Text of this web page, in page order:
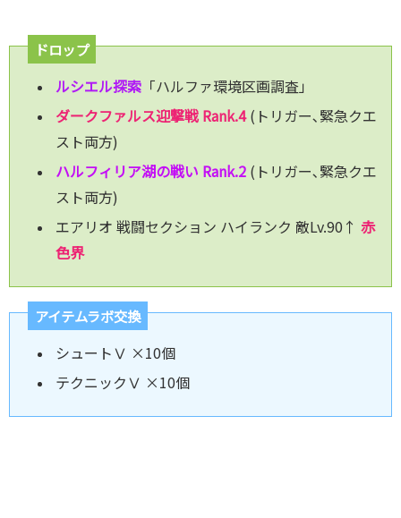
ドロップ
ルシエル探索 「ハルファ環境区画調査」
ダークファルス迎撃戦 Rank.4(トリガー､緊急クエ
スト両方)
ハルフィリア湖の戦い Rank.2 (トリガー､緊急クエ
スト両方)
エアリオ 戦闘セクション ハイランク 敵Lv.90↑ 赤
色界
アイテムラボ交換
シュートⅤ ×10個
テクニックⅤ ×10個